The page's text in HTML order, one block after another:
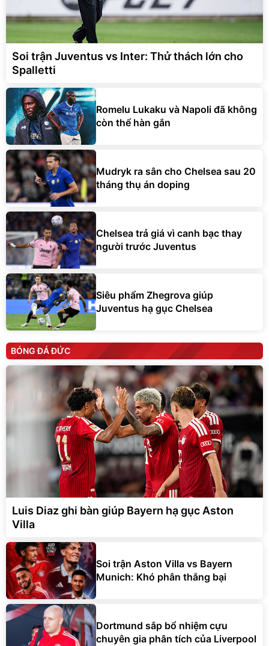
Soi trận Juventus vs Inter: Thử thách lớn cho
Spalletti
Romelu Lukaku và Napoli đã không
còn thể hàn gắn
Mudryk ra sân cho Chelsea sau 20
tháng thụ án doping
Chelsea trả giá vì canh bạc thay
người trước Juventus
Siêu phẩm Zhegrova giúp
Juventus hạ gục Chelsea
BÓNG ĐÁ ĐỨC
Luis Diaz ghi bàn giúp Bayern hạ gục Aston
Villa
Soi trận Aston Villa vs Bayern
Munich: Khó phân thắng bại
Dortmund sắp bổ nhiệm cựu
chuyên gia phân tích của Liverpool